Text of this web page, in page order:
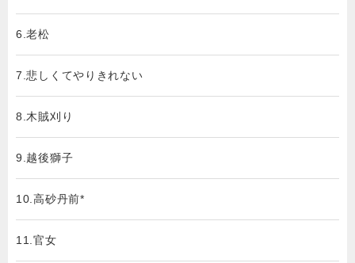
6.老松
7.悲しくてやりきれない
8.木賊刈り
9.越後獅子
10.高砂丹前*
11.官女